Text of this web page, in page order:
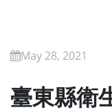
May 28, 2021
臺東縣衛